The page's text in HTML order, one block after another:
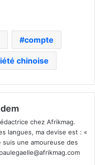
compte
chinoise
chez Afrikmag.
langues, ma devise est : «
une amoureuse des
paulegaelle@afrikmag.com